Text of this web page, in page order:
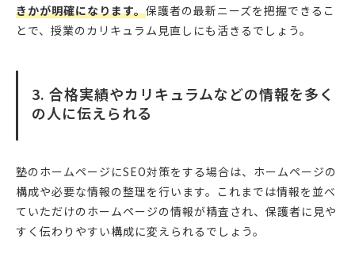
きかが明確になります。保護者の最新ニーズを把握できるこ
とで、授業のカリキュラム見直しにも活きるでしょう。
3. 合格実績やカリキュラムなどの情報を多く
の人に伝えられる
塾のホームページにSEO対策をする場合は、ホームページの
構成や必要な情報の整理を行います。これまでは情報を並べ
ていただけのホームページの情報が精査され、保護者に見や
すく伝わりやすい構成に変えられるでしょう。